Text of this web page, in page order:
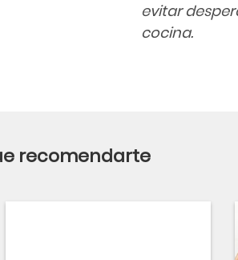
evitar
cocina.
recomendarte